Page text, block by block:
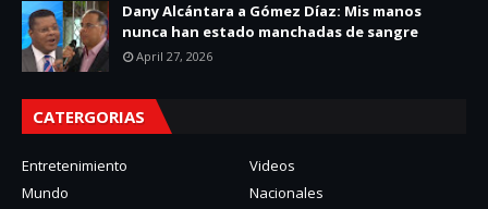
Dany Alcántara a Gómez Díaz: Mis manos
nunca han estado manchadas de sangre
April 27, 2026
CATERGORIAS
Entretenimiento
Videos
Mundo
Nacionales